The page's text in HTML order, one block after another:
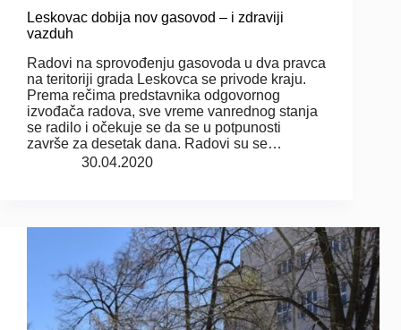
Leskovac dobija nov gasovod – i zdraviji
vazduh
Radovi na sprovođenju gasovoda u dva pravca
na teritoriji grada Leskovca se privode kraju.
Prema rečima predstavnika odgovornog
izvođača radova, sve vreme vanrednog stanja
se radilo i očekuje se da se u potpunosti
završe za desetak dana. Radovi su se…
30.04.2020